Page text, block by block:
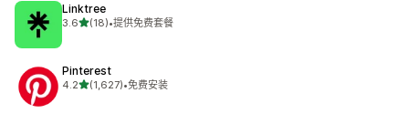
Linktree
3.6星（满分 5 星）
(18)
总共 18 条评论
•提供免费套餐
Pinterest
4.2星（满分 5 星）
(1,627)
总共 1627 条评论
•免费安装